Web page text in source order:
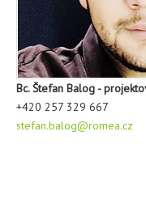
Bc. Štefan Balog -
+420 257 329 667
stefan.balog@romea.cz